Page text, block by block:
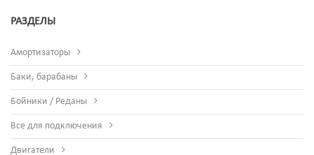
РАЗДЕЛЫ
Амортизаторы
Баки, барабаны
Бойники / Реданы
Все для подключения
Двигатели